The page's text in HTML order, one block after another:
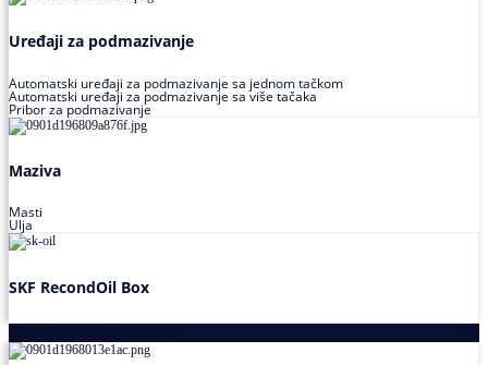
Uređaji za podmazivanje
Automatski uređaji za podmazivanje sa jednom tačkom
Automatski uređaji za podmazivanje sa više tačaka
Pribor za podmazivanje
Maziva
Masti
Ulja
SKF RecondOil Box